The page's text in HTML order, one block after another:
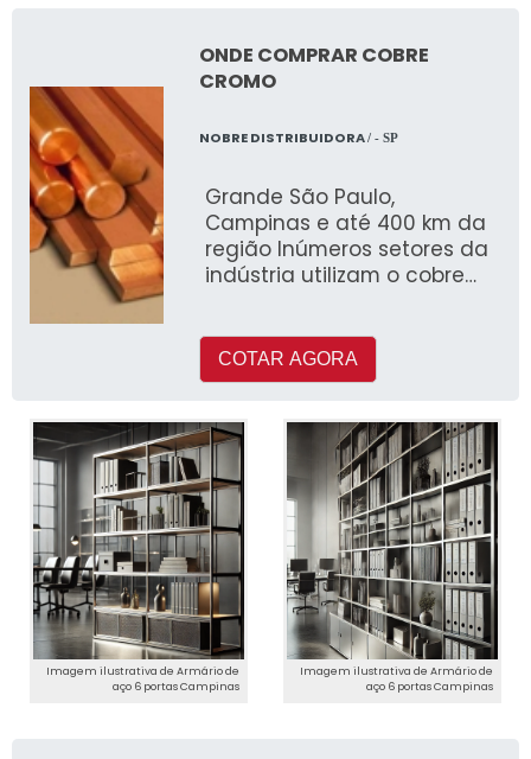
ONDE COMPRAR COBRE
CROMO
NOBRE DISTRIBUIDORA/ - SP
Grande São Paulo,
Campinas e até 400 km da
região Inúmeros setores da
indústria utilizam o cobre
COTAR AGORA
Imagem ilustrativa de Armário de
aço 6 portas Campinas
Imagem ilustrativa de Armário de
aço 6 portas Campinas